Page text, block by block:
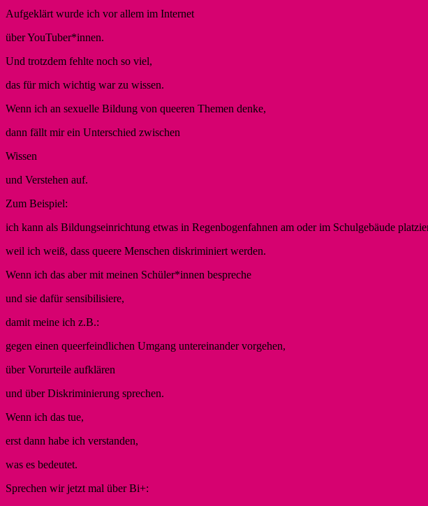
Aufgeklärt wurde ich vor allem im Internet
über YouTuber*innen.
Und trotzdem fehlte noch so viel,
das für mich wichtig war zu wissen.
Wenn ich an sexuelle Bildung von queeren Themen denke,
dann fällt mir ein Unterschied zwischen
Wissen
und Verstehen auf.
Zum Beispiel:
ich kann als Bildungseinrichtung etwas in Regenbogenfahnen am oder im Schulgebäude
weil ich weiß, dass queere Menschen diskriminiert werden.
Wenn ich das aber mit meinen Schüler*innen bespreche
und sie dafür sensibilisiere,
damit meine ich z.B.:
gegen einen queerfeindlichen Umgang untereinander vorgehen,
über Vorurteile aufklären
und über Diskriminierung sprechen.
Wenn ich das tue,
erst dann habe ich verstanden,
was es bedeutet.
Sprechen wir jetzt mal über Bi+: